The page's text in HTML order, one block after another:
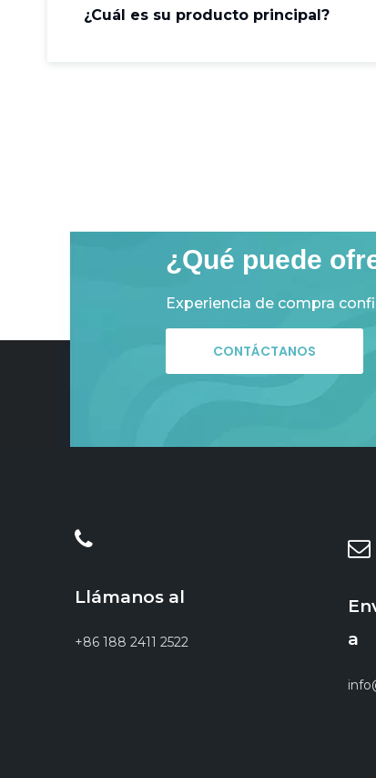
¿Cuál es su producto principal?
¿Qué puede
Experiencia de compra
CONTÁCTANOS
Llámanos al
+86 188 2411 2522
a